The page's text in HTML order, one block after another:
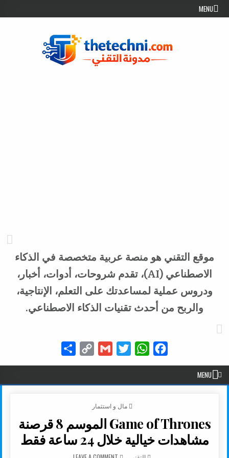
Skip to content
MENU
موقع التقني هو منصة عربية متخصصة في الذكاء
الاصطناعي (AI)، تقدم شروحات، أدوات، أخبار،
ودروس عملية لمساعدتك على التعلم، الإنتاجية،
والربح من أحدث تقنيات الذكاء الاصطناعي.
Facebook
WhatsApp
Twitter
Gmail
Copy
MENU
POSTED IN
مال و استثمار
Game of Thrones الموسم 8 قرصنة
مشاهدات خيالية خلال 24 ساعة فقط